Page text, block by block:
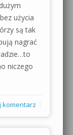
użycia
są tak
nagrać
niczego
komentarz